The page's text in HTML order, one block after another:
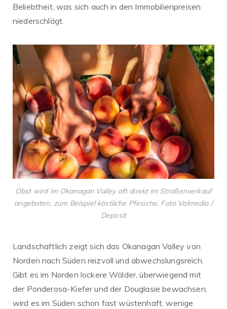
Beliebtheit, was sich auch in den Immobilienpreisen
niederschlägt.
Obst wird im Okanagan Valley oft direkt im Straßenverkauf
angeboten, zum Beispiel köstliche Pfirsiche. Foto Valmedia /
Deposit
Landschaftlich zeigt sich das Okanagan Valley von
Norden nach Süden reizvoll und abwechslungsreich.
Gibt es im Norden lockere Wälder, überwiegend mit
der Ponderosa-Kiefer und der Douglasie bewachsen,
wird es im Süden schon fast wüstenhaft, wenige